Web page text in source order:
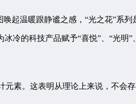
起温暖跟静谧之感，“光之花”系列
的科技产品赋予“喜悦”、“光明
素。这表明从理论上来说，不会